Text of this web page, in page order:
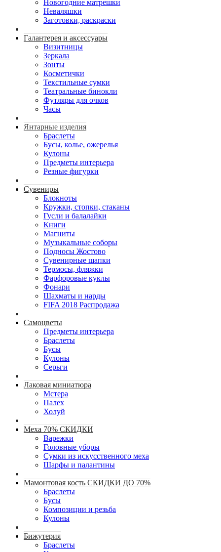
Новогодние матрешки
Неваляшки
Заготовки, раскраски
Галантерея и аксессуары
Визитницы
Зеркала
Зонты
Косметички
Текстильные сумки
Театральные бинокли
Футляры для очков
Часы
Янтарные изделия
Браслеты
Бусы, колье, ожерелья
Кулоны
Предметы интерьера
Резные фигурки
Сувениры
Блокноты
Кружки, стопки, стаканы
Гусли и балалайки
Книги
Магниты
Музыкальные соборы
Подносы Жостово
Сувенирные шапки
Термосы, фляжки
Фарфоровые куклы
Фонари
Шахматы и нарды
FIFA 2018 Распродажа
Самоцветы
Предметы интерьера
Браслеты
Бусы
Кулоны
Серьги
Лаковая миниатюра
Мстера
Палех
Холуй
Меха 70% СКИДКИ
Варежки
Головные уборы
Сумки из искусственного меха
Шарфы и палантины
Мамонтовая кость СКИДКИ ДО 70%
Браслеты
Бусы
Композиции и резьба
Кулоны
Бижутерия
Браслеты